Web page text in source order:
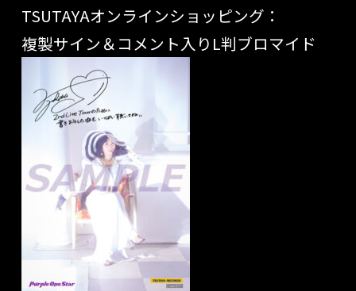
TSUTAYAオンラインショッピング：
複製サイン＆コメント入りL判ブロマイド